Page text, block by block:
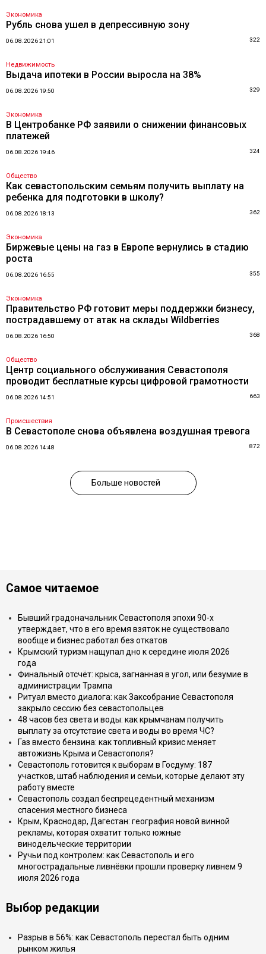
Экономика
Рубль снова ушел в депрессивную зону
06.08.2026 21:01 322
Недвижимость
Выдача ипотеки в России выросла на 38%
06.08.2026 19:50 329
Экономика
В Центробанке РФ заявили о снижении финансовых
платежей
06.08.2026 19:46 324
Общество
Как севастопольским семьям получить выплату на
ребенка для подготовки в школу?
06.08.2026 18:13 362
Экономика
Биржевые цены на газ в Европе вернулись в стадию
роста
06.08.2026 16:55 355
Экономика
Правительство РФ готовит меры поддержки бизнесу,
пострадавшему от атак на склады Wildberries
06.08.2026 16:50 368
Общество
Центр социального обслуживания Севастополя
проводит бесплатные курсы цифровой грамотности
06.08.2026 14:51 663
Происшествия
В Севастополе снова объявлена воздушная тревога
06.08.2026 14:48 872
Больше новостей
Самое читаемое
Бывший градоначальник Севастополя эпохи 90-х
утверждает, что в его время взяток не существовало
вообще и бизнес работал без откатов
Крымский туризм нащупал дно к середине июля 2026
года
Финальный отсчёт: крыса, загнанная в угол, или безумие в
администрации Трампа
Ритуал вместо диалога: как Заксобрание Севастополя
закрыло сессию без севастопольцев
48 часов без света и воды: как крымчанам получить
выплату за отсутствие света и воды во время ЧС?
Газ вместо бензина: как топливный кризис меняет
автожизнь Крыма и Севастополя?
Севастополь готовится к выборам в Госдуму: 187
участков, штаб наблюдения и семьи, которые делают эту
работу вместе
Севастополь создал беспрецедентный механизм
спасения местного бизнеса
Крым, Краснодар, Дагестан: география новой винной
рекламы, которая охватит только южные
винодельческие территории
Ручьи под контролем: как Севастополь и его
многострадальные ливнёвки прошли проверку ливнем 9
июля 2026 года
Выбор редакции
Разрыв в 56%: как Севастополь перестал быть одним
рынком жилья